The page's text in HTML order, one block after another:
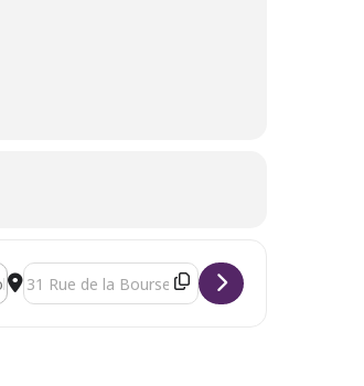
[pjWWypjoX]
Destination Address - Sam Wilkes & Sam Gendel